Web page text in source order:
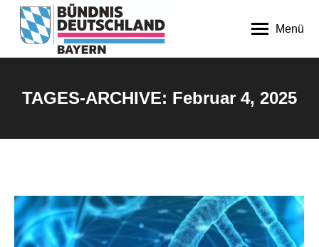
Menü
TAGES-ARCHIVE: Februar 4, 2025